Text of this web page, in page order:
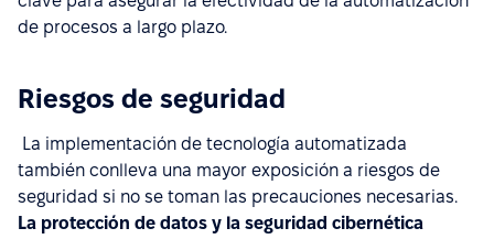
de procesos a largo plazo.
Riesgos de seguridad
La implementación de tecnología automatizada
también conlleva una mayor exposición a riesgos de
seguridad si no se toman las precauciones necesarias.
La protección de datos y la seguridad cibernética